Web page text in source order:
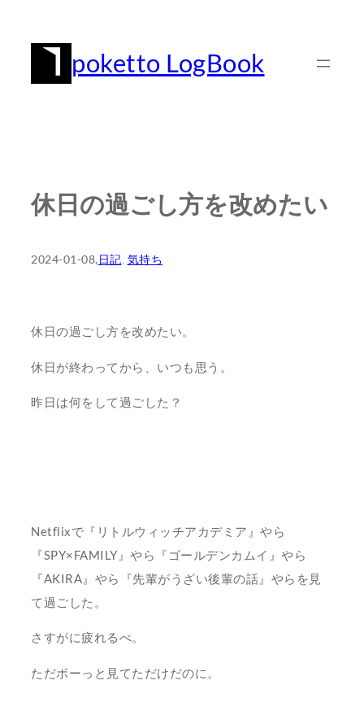
poketto LogBook
休日の過ごし方を改めたい
2024-01-08, 日記 気持ち
休日の過ごし方を改めたい。
休日が終わってから、いつも思う。
昨日は何をして過ごした？
Netflixで『リトルウィッチアカデミア』やら
『SPY×FAMILY』やら『ゴールデンカムイ』やら
『AKIRA』やら『先輩がうざい後輩の話』やらを見
て過ごした。
さすがに疲れるべ。
ただボーっと見てただけだのに。